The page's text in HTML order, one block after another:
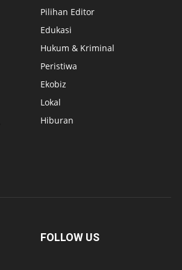
Pilihan Editor
Edukasi
Hukum & Kriminal
Peristiwa
Ekobiz
Lokal
Hiburan
FOLLOW US